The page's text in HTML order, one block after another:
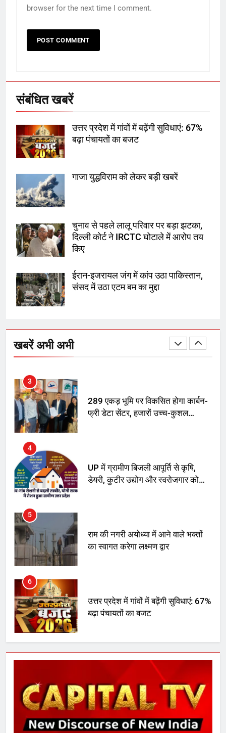
browser for the next time I comment.
संबंधित खबरें
उत्तर प्रदेश में गांवों में बढ़ेंगी सुविधाएं: 67%
बढ़ा पंचायतों का बजट
गाजा युद्धविराम को लेकर बड़ी खबरें
चुनाव से पहले लालू परिवार पर बड़ा झटका,
दिल्ली कोर्ट ने IRCTC घोटाले में आरोप तय
किए
ईरान-इजरायल जंग में कांप उठा पाकिस्तान,
संसद में उठा एटम बम का मुद्दा
खबरें अभी अभी
का स्वागत करेगा लक्ष्मण द्वार
7
गाजा युद्धविराम को लेकर बड़ी खबरें
8
तय किए
1
रोशन सिंह के नाम पर करने की मांग तेज
अमर शहीद ठाकुर रोशन सिंह के नाम पर
स्वरूप रानी नेहरू चिकित्सालय का
3
289 एकड़ भूमि पर विकसित होगा कार्बन-
फ्री डेटा सेंटर, हजारों उच्च-कुशल
रोजगार सृजन की संभावना
4
UP में ग्रामीण बिजली आपूर्ति से कृषि,
डेयरी, कुटीर उद्योग और स्वरोजगार को
मिला बढ़ावा
5
राम की नगरी अयोध्या में आने वाले भक्तों
का स्वागत करेगा लक्ष्मण द्वार
6
उत्तर प्रदेश में गांवों में बढ़ेंगी सुविधाएं: 67%
बढ़ा पंचायतों का बजट
7
गाजा युद्धविराम को लेकर बड़ी खबरें
8
चुनाव से पहले लालू परिवार पर बड़ा झटका,